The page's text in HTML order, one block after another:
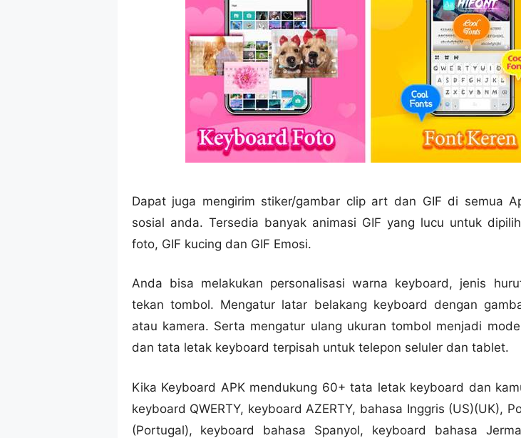
Dapat juga mengirim stiker/gambar clip art dan GIF di semua
sosial anda. Tersedia banyak animasi GIF yang lucu untuk
foto, GIF kucing dan GIF Emosi.
Anda bisa melakukan personalisasi warna keyboard, jenis
tekan tombol. Mengatur latar belakang keyboard dengan
atau kamera. Serta mengatur ulang ukuran tombol menjadi
dan tata letak keyboard terpisah untuk telepon seluler dan tablet.
Kika Keyboard APK mendukung 60+ tata letak keyboard dan
keyboard QWERTY, keyboard AZERTY, bahasa Inggris (US)(UK),
(Portugal), keyboard bahasa Spanyol, keyboard bahasa